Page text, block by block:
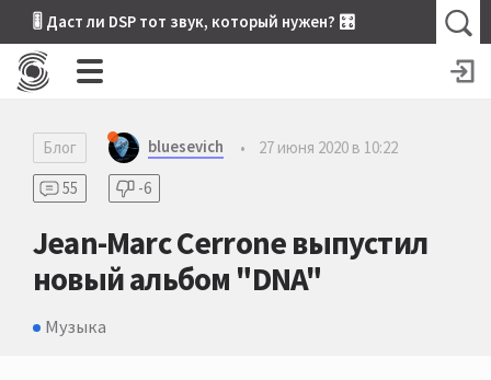
🎚 Даст ли DSP тот звук, который нужен? 🎛
Блог bluesevich •
27 июня 2020 в 10:22
55
-6
Jean-Marc Cerrone выпустил
новый альбом "DNA"
Музыка